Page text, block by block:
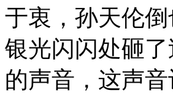
于衷，孙天伦
银光闪闪处砸
的声音，这声